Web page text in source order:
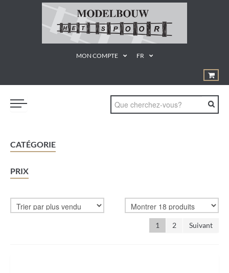
MON COMPTE FR
TRAINS
¨PRODUCTEN EN MATERIALEN
STATISCHE MODELLEN
CATÉGORIE
PRIX
1 2 Suivant